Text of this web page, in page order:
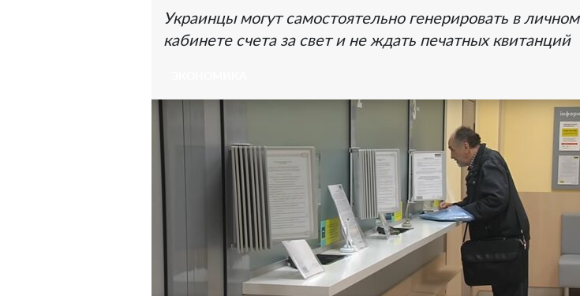
Украинцы могут самостоятельно генерировать в личном
кабинете счета за свет и не ждать печатных квитанций